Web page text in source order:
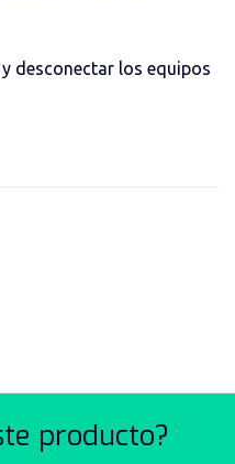
desconectar los equipos
producto?